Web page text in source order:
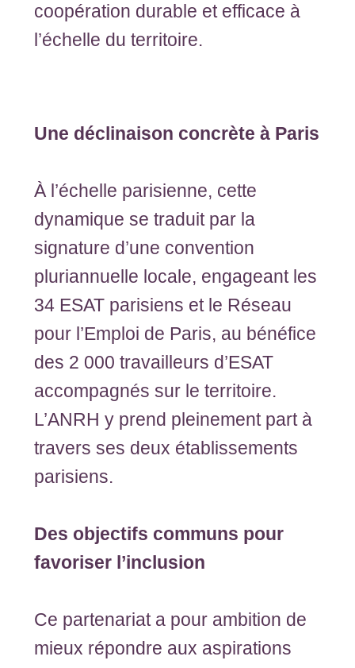
coopération durable et efficace à
l’échelle du territoire.
Une déclinaison concrète à Paris
À l’échelle parisienne, cette
dynamique se traduit par la
signature d’une convention
pluriannuelle locale, engageant les
34 ESAT parisiens et le Réseau
pour l’Emploi de Paris, au bénéfice
des 2 000 travailleurs d’ESAT
accompagnés sur le territoire.
L’ANRH y prend pleinement part à
travers ses deux établissements
parisiens.
Des objectifs communs pour
favoriser l’inclusion
Ce partenariat a pour ambition de
mieux répondre aux aspirations